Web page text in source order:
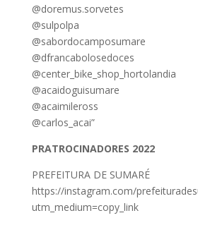
@doremus.sorvetes
@sulpolpa
@sabordocamposumare
@dfrancabolosedoces
@center_bike_shop_hortolandia
@acaidoguisumare
@acaimileross
@carlos_acai”
PRATROCINADORES 2022
PREFEITURA DE SUMARÉ
https://instagram.com/
utm_medium=copy_link